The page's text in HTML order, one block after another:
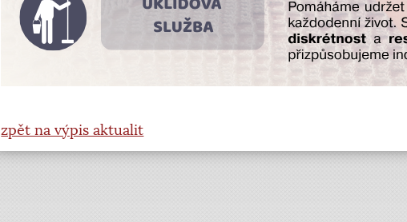
zpět na výpis aktualit